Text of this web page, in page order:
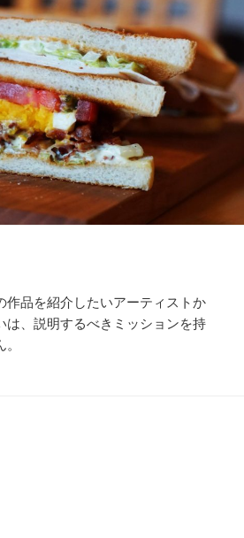
作品を紹介したいアーティストか
は、説明するべきミッションを持